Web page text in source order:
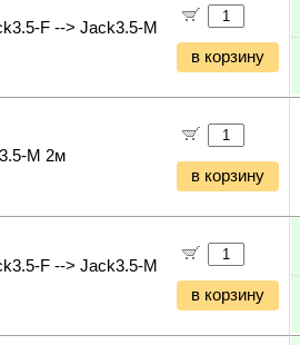
F --> Jack3.5-M
в корзину
M 2м
в корзину
F --> Jack3.5-M
в корзину